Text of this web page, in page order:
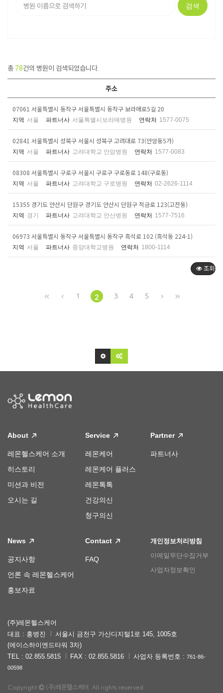
검색
총 78건의 병원이 검색되었습니다.
주소
07061 서울특별시 동작구 서울특별시 동작구 보라매로5길 20
지역 서울 파트너사 서울특별시보라매병원 연락처 1577-0075
02841 서울특별시 성북구 서울시 성북구 고려대로 73(안암동5가)
지역 서울 파트너사 고려대학교 안암병원 연락처 1577-0083
08308 서울특별시 구로구 서울시 구로구 구로동로 148(구로동)
지역 서울 파트너사 고려대학교 구로병원 연락처 02-2626-1114
15355 경기도 안산시 단원구 경기도 안산시 단원구 적금로 123(고잔동)
지역 경기 파트너사 고려대학교 안산병원 연락처 1577-7516
06973 서울특별시 동작구 서울특별시 동작구 흑석로 102 (흑석동 224-1)
지역 서울 파트너사 중앙대학교병원 연락처 1800-1114
조회순
1 2 3 4 5
About
레몬헬스케어 소개
히스토리
미션과 비전
오시는 길
Service
레몬케어
레몬케어 플러스
레몬톡톡
건강의신
청구의신
Partner
파트너사
News
공지사항
언론 속 레몬헬스케어
홍보자료
Contact
FAQ
개인정보처리방침
이메일무단수집거부
사업자정보확인
(주)레몬헬스케어
대표 : 홍병진
서울시 금천구 가산디지털1로 145, 1005호
(에이스하이엔드타워 3차)
TEL : 02.855.5815
FAX : 02.855.5816 사업자 등록번호 : 761-86-
00598
Copyright (주)레몬헬스케어. All rights reserved.